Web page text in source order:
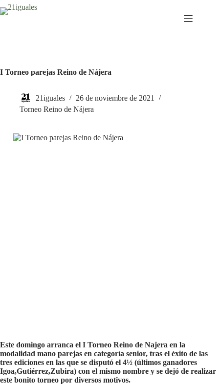
Saltar
al
I Torneo parejas Reino de Nájera
21iguales
26 de noviembre de 2021
Torneo Reino de Nájera
Este domingo arranca el I Torneo Reino de Najera en la
modalidad mano parejas en categoría senior, tras el éxito de las
tres ediciones en las que se disputó el 4½ (últimos ganadores
Igoa,Gutiérrez,Zubira) con el mismo nombre y se dejó de realizar
este bonito torneo por diversos motivos.